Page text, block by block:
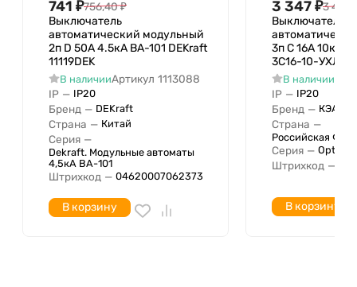
при коротком замыкании Icu IEC
60898 при 230 В
6 кА
Номин. отключающая способность
при коротком замыкании Icu IEC
60947-2 при 230В
6 кА
Номин. отключающая способность
при коротком замыкании Icu IEC
60947-2 при 400 В
Номинальное импульсное
напряжение
741 ₽756,40₽
Выключатель
автоматический модульный
2п D 50А 4.5кА ВА-101 DEKraft
11119DEK
В наличииАртикул 1113088
IP — IP20
Бренд — DEKraft
Страна — Китай
Серия —
Dekraft. Модульные автоматы
4,5кА ВА-101
Штрихкод — 04620007062373
В корзину
3 347₽3
Выключатель
3п C 16А 10кА
3C16-10-УХЛ3
В наличии
IP — IP20
Бренд — КЭАЗ
Страна —
Российская
Серия — OptiDin
Штрихкод —
В корзину